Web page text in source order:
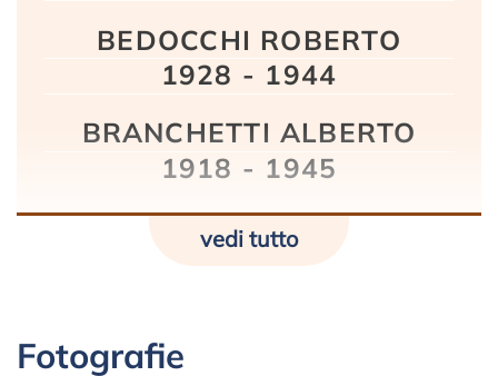
BEDOCCHI ROBERTO
1928 - 1944
BRANCHETTI ALBERTO
1918 - 1945
vedi tutto
Fotografie